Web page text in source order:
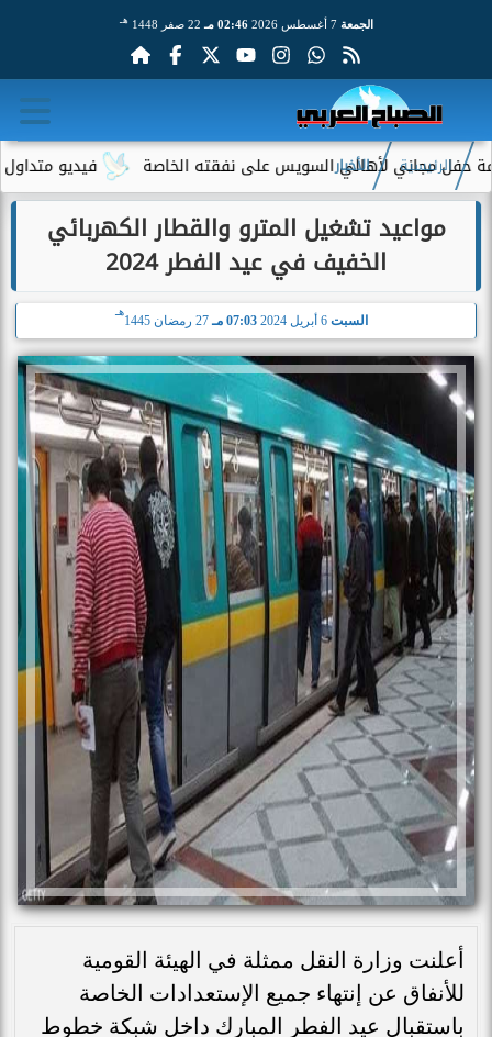
الجمعة 7 أغسطس 2026 02:46 مـ 22 صفر 1448 هـ
فيديو متداول لأهالي السويس على نفقته الخاصة
الرئيسية الأخبار
مواعيد تشغيل المترو والقطار الكهربائي
الخفيف في عيد الفطر 2024
السبت 07:03 مـ 27 رمضان 1445
هـ
أعلنت وزارة النقل ممثلة في الهيئة القومية
للأنفاق عن إنتهاء جميع الإستعدادات الخاصة
باستقبال عيد الفطر المبارك داخل شبكة خطوط